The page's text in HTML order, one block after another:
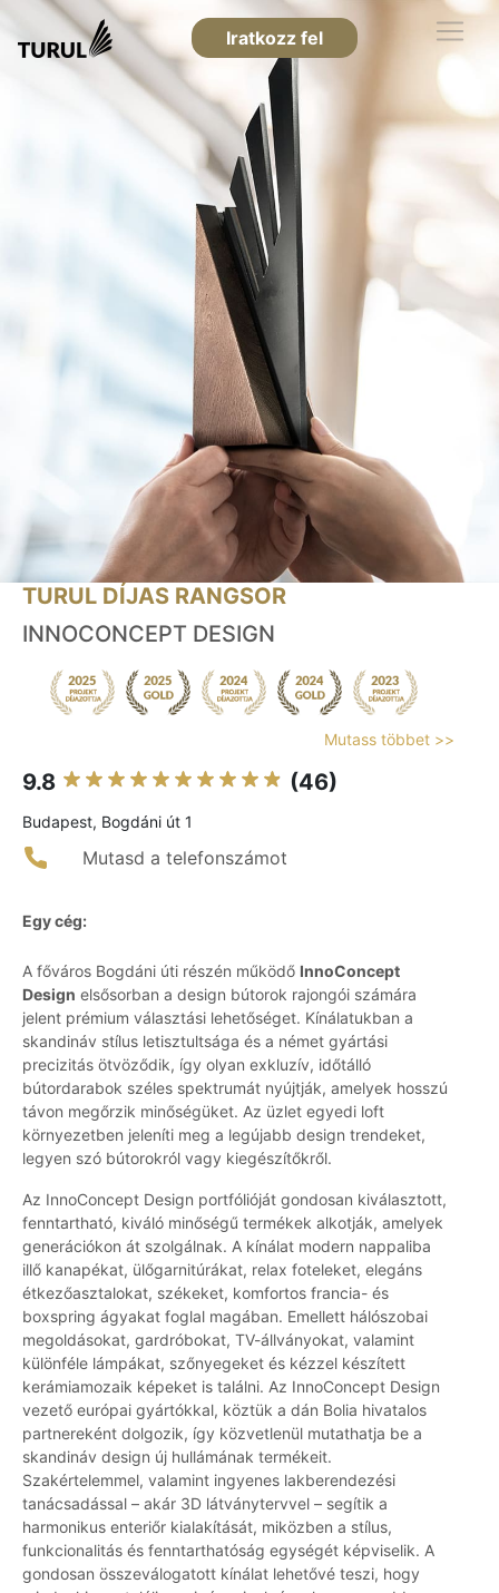
Iratkozz fel
TURUL DÍJAS RANGSOR
INNOCONCEPT DESIGN
Mutass többet >>
9.8 (46)
Budapest, Bogdáni út 1
Mutasd a telefonszámot
Egy cég:
A főváros Bogdáni úti részén működő InnoConcept
Design elsősorban a design bútorok rajongói számára
jelent prémium választási lehetőséget. Kínálatukban a
skandináv stílus letisztultsága és a német gyártási
precizitás ötvöződik, így olyan exkluzív, időtálló
bútordarabok széles spektrumát nyújtják, amelyek hosszú
távon megőrzik minőségüket. Az üzlet egyedi loft
környezetben jeleníti meg a legújabb design trendeket,
legyen szó bútorokról vagy kiegészítőkről.
Az InnoConcept Design portfólióját gondosan kiválasztott,
fenntartható, kiváló minőségű termékek alkotják, amelyek
generációkon át szolgálnak. A kínálat modern nappaliba
illő kanapékat, ülőgarnitúrákat, relax foteleket, elegáns
étkezőasztalokat, székeket, komfortos francia- és
boxspring ágyakat foglal magában. Emellett hálószobai
megoldásokat, gardróbokat, TV-állványokat, valamint
különféle lámpákat, szőnyegeket és kézzel készített
kerámiamozaik képeket is találni. Az InnoConcept Design
vezető európai gyártókkal, köztük a dán Bolia hivatalos
partnereként dolgozik, így közvetlenül mutathatja be a
skandináv design új hullámának termékeit.
Szakértelemmel, valamint ingyenes lakberendezési
tanácsadással – akár 3D látványtervvel – segítik a
harmonikus enteriőr kialakítását, miközben a stílus,
funkcionalitás és fenntarthatóság egységét képviselik. A
gondosan összeválogatott kínálat lehetővé teszi, hogy